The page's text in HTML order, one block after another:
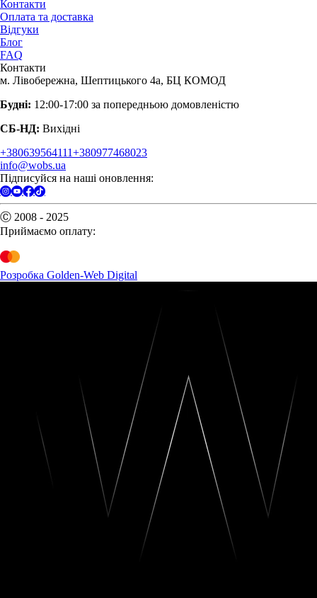
Контакти
Оплата та доставка
Відгуки
Блог
FAQ
Контакти
м. Лівобережна, Шептицького 4а, БЦ КОМОД
Будні: 12:00-17:00 за попередньою домовленістю
СБ-НД: Вихідні
+380639564111+380977468023
info@wobs.ua
Підписуйся на наші оновлення:
Ⓒ 2008 - 2025
Приймаємо оплату:
Розробка Golden-Web Digital